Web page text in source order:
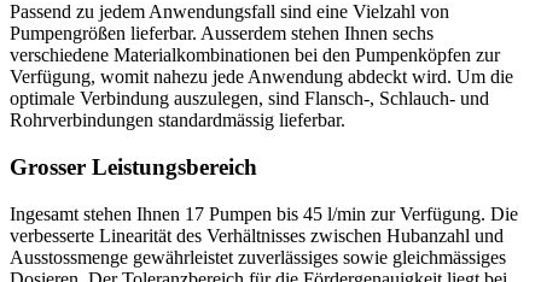
Passend zu jedem Anwendungsfall sind eine Vielzahl von
Pumpengrößen lieferbar. Ausserdem stehen Ihnen sechs
verschiedene Materialkombinationen bei den Pumpenköpfen zur
Verfügung, womit nahezu jede Anwendung abdeckt wird. Um die
optimale Verbindung auszulegen, sind Flansch-, Schlauch- und
Rohrverbindungen standardmässig lieferbar.
Grosser Leistungsbereich
Ingesamt stehen Ihnen 17 Pumpen bis 45 l/min zur Verfügung. Die
verbesserte Linearität des Verhältnisses zwischen Hubanzahl und
Ausstossmenge gewährleistet zuverlässiges sowie gleichmässiges